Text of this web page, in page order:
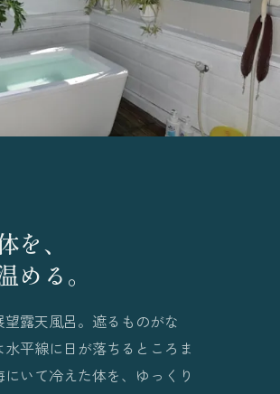
、
める。
露天風呂。遮るものがな
水平線に日が落ちるところま
いて冷えた体を、ゆっくり